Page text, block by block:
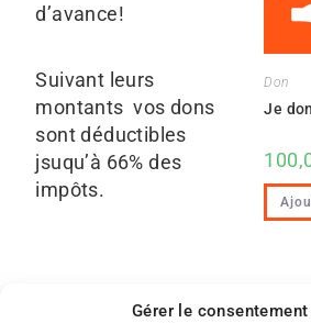
Gérer le consentement
d’avance!
Suivant leurs
montants vos dons
sont déductibles
jsuqu’à 66% des
impôts.
Don
Je